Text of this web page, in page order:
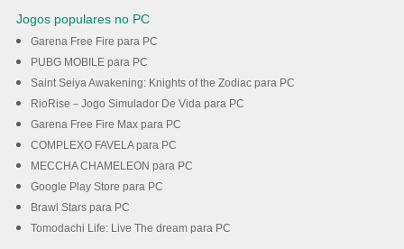
Jogos populares no PC
Garena Free Fire para PC
PUBG MOBILE para PC
Saint Seiya Awakening: Knights of the Zodiac para PC
RioRise－Jogo Simulador De Vida para PC
Garena Free Fire Max para PC
COMPLEXO FAVELA para PC
MECCHA CHAMELEON para PC
Google Play Store para PC
Brawl Stars para PC
Tomodachi Life: Live The dream para PC